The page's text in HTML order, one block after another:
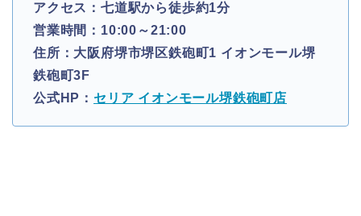
アクセス：七道駅から徒歩約1分
営業時間：10:00～21:00
住所：大阪府堺市堺区鉄砲町1 イオンモール堺
鉄砲町3F
公式HP： セリア イオンモール堺鉄砲町店